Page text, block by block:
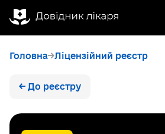
Головна Ліцензійний реєстр
← До реєстру